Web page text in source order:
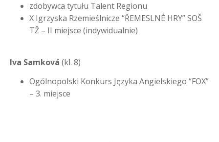
zdobywca tytułu Talent Regionu
X Igrzyska Rzemieślnicze “ŘEMESLNÉ HRY” SOŠ
TŽ – II miejsce (indywidualnie)
Iva Samková (kl. 8)
Ogólnopolski Konkurs Języka Angielskiego “FOX”
– 3. miejsce